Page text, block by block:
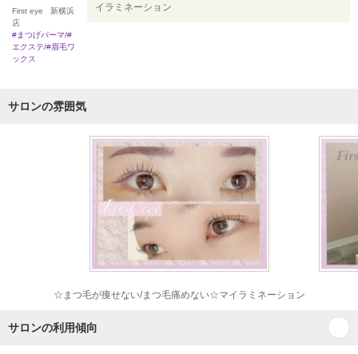
First eye 新横浜
店
#まつげパーマ/#
エクステ/#眉毛ワ
ックス
イラミネーション
サロンの雰囲気
☆まつ毛が痩せない/まつ毛痛めない☆マイラミネーション
サロンの利用傾向